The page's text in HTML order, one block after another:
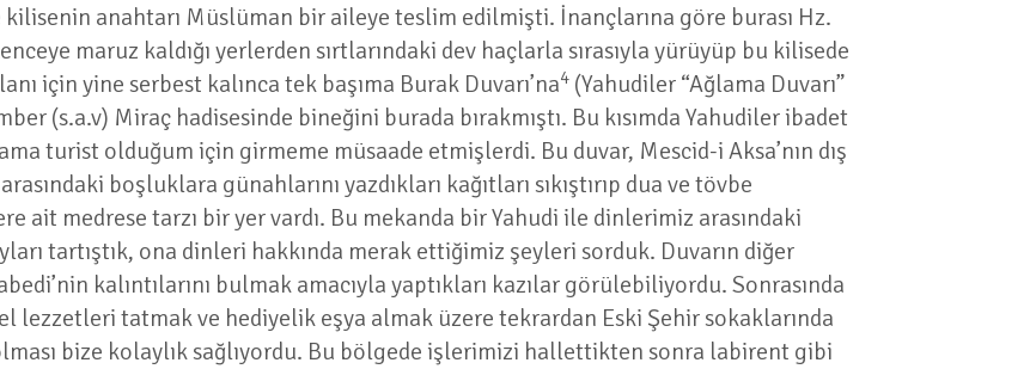
anahtarı Müslüman bir aileye teslim edilmişti. İnançlarına göre burası Hz.
maruz kaldığı yerlerden sırtlarındaki dev haçlarla sırasıyla yürüyüp bu kilisede
için yine serbest kalınca tek başıma Burak Duvarı’na4 (Yahudiler “Ağlama Duvarı”
(s.a.v) Miraç hadisesinde bineğini burada bırakmıştı. Bu kısımda Yahudiler ibadet
turist olduğum için girmeme müsaade etmişlerdi. Bu duvar, Mescid-i Aksa’nın dış
boşluklara günahlarını yazdıkları kağıtları sıkıştırıp dua ve tövbe
ait medrese tarzı bir yer vardı. Bu mekanda bir Yahudi ile dinlerimiz arasındaki
tartıştık, ona dinleri hakkında merak ettiğimiz şeyleri sorduk. Duvarın diğer
kalıntılarını bulmak amacıyla yaptıkları kazılar görülebiliyordu. Sonrasında
lezzetleri tatmak ve hediyelik eşya almak üzere tekrardan Eski Şehir sokaklarında
bize kolaylık sağlıyordu. Bu bölgede işlerimizi hallettikten sonra labirent gibi